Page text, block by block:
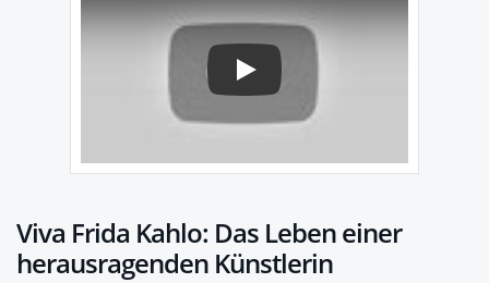
Play
Viva Frida Kahlo: Das Leben einer
herausragenden Künstlerin